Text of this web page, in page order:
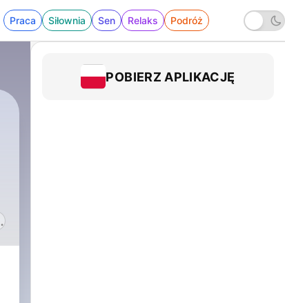
Praca Siłownia Sen Relaks Podróż
POBIERZ APLIKACJĘ